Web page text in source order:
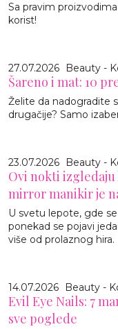
Sa pravim
korist!
27.07.2026 Beauty -
Šareno i mat: 10
Želite da nadogradite
drugačije? Samo
23.07.2026 Beauty -
Ovi nokti izgledaju
mirror manikir je
U svetu lepote, gde
ponekad se pojavi
više od prolaznog hira.
14.07.2026 Beauty -
Evil Eye Nails: 7
sve poglede